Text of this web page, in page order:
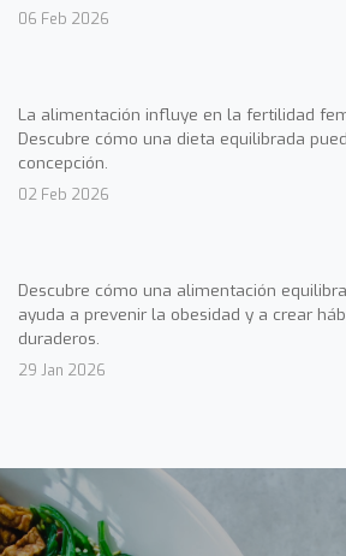
06 Feb 2026
La alimentación influye en la fertilidad
Descubre cómo una dieta equilibrada
concepción.
02 Feb 2026
Descubre cómo una alimentación
ayuda a prevenir la obesidad y a crear
duraderos.
29 Jan 2026